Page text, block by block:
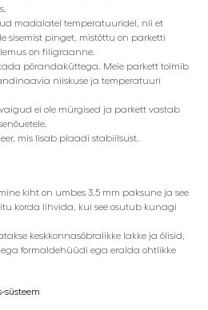
madalatel temperatuuridel, nii et
sisemist pinget, mistõttu on parketti
on filigraanne.
põrandaküttega. Meie parkett toimib
niiskuse ja temperatuuri
ei ole mürgised ja parkett vastab
mis lisab plaadi stabiilsust.
kiht on umbes 3,5 mm paksune ja see
korda lihvida, kui see osutub kunagi
keskkonnasõbralikke lakke ja õlisid,
formaldehüüdi ega eralda ohtlikke
süsteem